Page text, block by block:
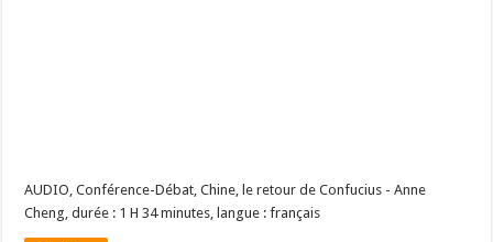
AUDIO, Conférence-Débat, Chine, le retour de Confucius - Anne
Cheng, durée : 1 H 34 minutes, langue : français